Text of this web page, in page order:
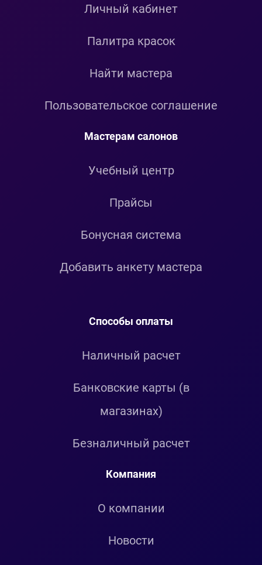
Личный кабинет
Палитра красок
Найти мастера
Пользовательское соглашение
Мастерам салонов
Учебный центр
Прайсы
Бонусная система
Добавить анкету мастера
Способы оплаты
Наличный расчет
Банковские карты (в
магазинах)
Безналичный расчет
Компания
О компании
Новости